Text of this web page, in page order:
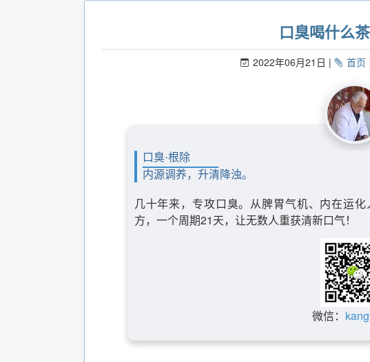
口臭喝什么
2022年06月21日 首页
口臭·根除
内源调养，升清降浊。
几十年来，专攻口臭。从脾胃气机、内在运
方，一个周期21天，让无数人重获清新口气！
微信：